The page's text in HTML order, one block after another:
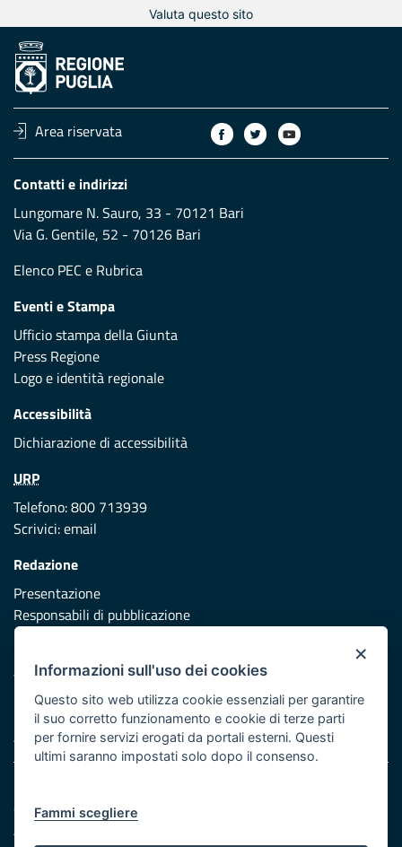
Valuta questo sito
Area riservata
Contatti e indirizzi
Lungomare N. Sauro, 33 - 70121 Bari
Via G. Gentile, 52 - 70126 Bari
Elenco PEC e Rubrica
Eventi e Stampa
Ufficio stampa della Giunta
Press Regione
Logo e identità regionale
Accessibilità
Dichiarazione di accessibilità
URP
Telefono: 800 713939
Scrivici:email
Redazione
Presentazione
Responsabili di pubblicazione
Vai al sito di Protezione Civile Puglia
Iniziativa finanziata con risorse del POR Puglia 2014/2020 -
Asse XI
Cookie e privacy
Atti di notifica
×
Informazioni sull'uso dei cookies
Questo sito web utilizza cookie essenziali per garantire
il suo corretto funzionamento e cookie di terze parti
per fornire servizi erogati da portali esterni. Questi
ultimi saranno impostati solo dopo il consenso.
Fammi scegliere